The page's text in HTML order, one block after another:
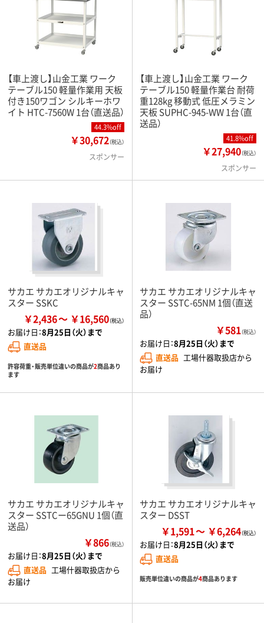
【車上渡し】山金工業 ワーク
テーブル150 軽量作業用 天板
付き150ワゴン シルキーホワ
イト HTC-7560W 1台（直送品）
44.3%off
￥30,672（税込）
スポンサー
【車上渡し】山金工業 ワーク
テーブル150 軽量作業台 耐荷
重128kg 移動式 低圧メラミン
天板 SUPHC-945-WW 1台（直
送品）
41.8%off
￥27,940（税込）
スポンサー
サカエ サカエオリジナルキャ
スター SSKC
￥2,436 ￥16,560
お届け日：8月25日（火）まで
直送品
許容荷重・販売単位違いの商品が2商品あり
ます
サカエ サカエオリジナルキャ
スター SSTC-65NM 1個（直送
品）
￥581（税込）
お届け日：8月25日（火）まで
直送品 工場什器取扱店から
お届け
サカエ サカエオリジナルキャ
スター SSTCー65GNU 1個（直
送品）
￥866（税込）
お届け日：8月25日（火）まで
直送品 工場什器取扱店から
お届け
サカエ サカエオリジナルキャ
スター DSST
￥1,591 ￥6,264
お届け日：8月25日（火）まで
直送品
販売単位違いの商品が4商品あります